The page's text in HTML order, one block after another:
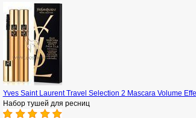
Yves Saint Laurent Travel Selection 2 Mascara Volume
Набор тушей для ресниц